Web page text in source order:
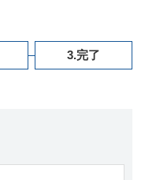
3.完了